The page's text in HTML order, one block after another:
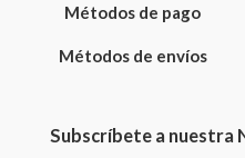
Métodos de pago
Métodos de envíos
Subscríbete a